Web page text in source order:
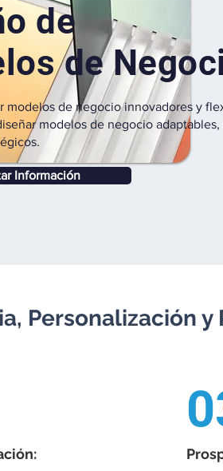
de
de
modelos de negocio innovadores y
modelos de negocio
Información
Personalización